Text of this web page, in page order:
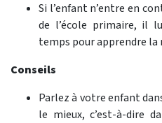
Si l’enfant n’entre en
de l’école primaire, il
temps pour apprendre la
Conseils
Parlez à votre enfant
le mieux, c’est-à-dire